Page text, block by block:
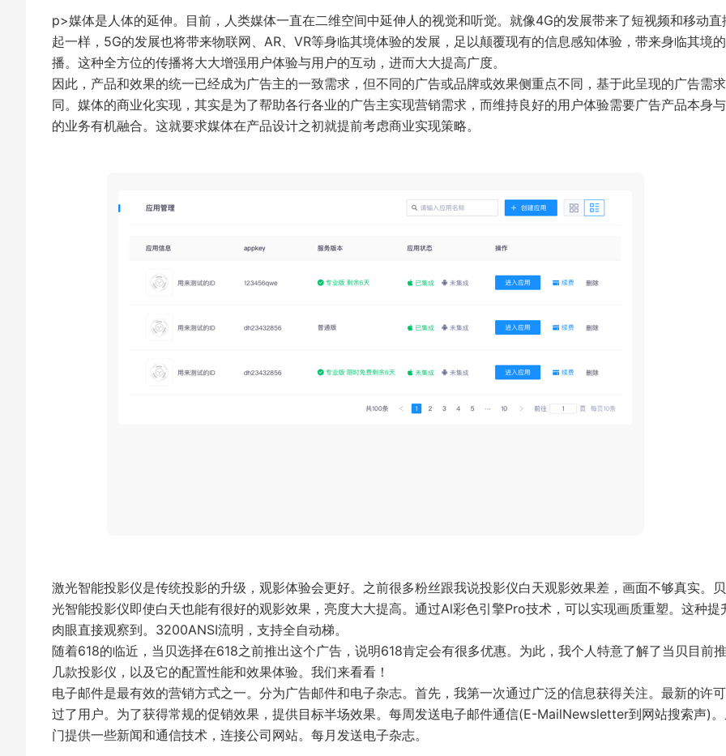
p>媒体是人体的延伸。目前，人类媒体一直在二维空间中延伸人的视觉和听觉。就像4G的发展带来了短视频和移动直
起一样，5G的发展也将带来物联网、AR、VR等身临其境体验的发展，足以颠覆现有的信息感知体验，带来身临其境
播。这种全方位的传播将大大增强用户体验与用户的互动，进而大大提高广度。
因此，产品和效果的统一已经成为广告主的一致需求，但不同的广告或品牌或效果侧重点不同，基于此呈现的广告需
同。媒体的商业化实现，其实是为了帮助各行各业的广告主实现营销需求，而维持良好的用户体验需要广告产品本身
的业务有机融合。这就要求媒体在产品设计之初就提前考虑商业实现策略。
激光智能投影仪是传统投影的升级，观影体验会更好。之前很多粉丝跟我说投影仪白天观影效果差，画面不够真实。
光智能投影仪即使白天也能有很好的观影效果，亮度大大提高。通过Al彩色引擎Pro技术，可以实现画质重塑。这种提
肉眼直接观察到。3200ANSI流明，支持全自动梯。
随着618的临近，当贝选择在618之前推出这个广告，说明618肯定会有很多优惠。为此，我个人特意了解了当贝目前
几款投影仪，以及它的配置性能和效果体验。我们来看看！
电子邮件是最有效的营销方式之一。分为广告邮件和电子杂志。首先，我第一次通过广泛的信息获得关注。最新的许
过了用户。为了获得常规的促销效果，提供目标半场效果。每周发送电子邮件通信(E-MailNewsletter到网站搜索声)
门提供一些新闻和通信技术，连接公司网站。每月发送电子杂志。